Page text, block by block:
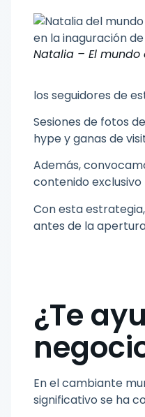
Natalia – El mundo
los seguidores de
Sesiones de fotos
hype y ganas de
Además,
contenido
Con esta
antes de la
¿Te
En el cambiante
significativo se ha